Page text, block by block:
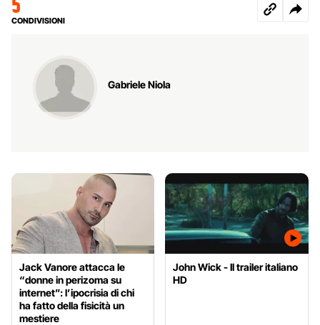
CONDIVISIONI
Gabriele Niola
Jack Vanore attacca le
“donne in perizoma su
internet”: l’ipocrisia di chi
ha fatto della fisicità un
mestiere
John Wick - Il trailer italiano
HD